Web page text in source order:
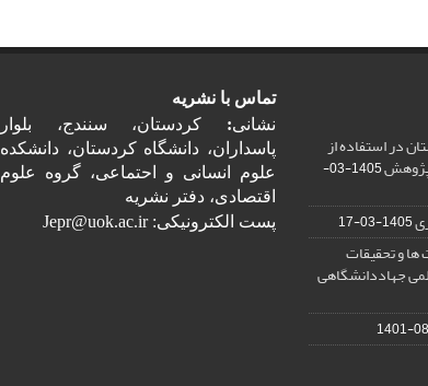
در استفاده از
1405-03-
1405-03-17
و تحقیقات
جهاددانشگاهی
1401-
تماس با نشریه
نشانی: کردستان، سنندج، بلوار
پاسداران، دانشگاه کردستان، دانشکده
علوم انسانی و احتماعی، گروه علوم
اقتصادی، دفتر نشریه
پست الکترونیکی: Jepr@uok.ac.ir